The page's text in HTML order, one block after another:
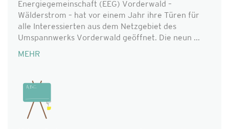
Energiegemeinschaft (EEG) Vorderwald –
Wälderstrom – hat vor einem Jahr ihre Türen für
alle Interessierten aus dem Netzgebiet des
Umspannwerks Vorderwald geöffnet. Die neun ...
MEHR